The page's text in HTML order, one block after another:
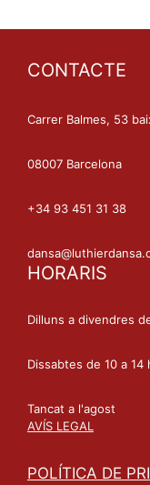
CONTACTE
Carrer Balmes, 53
08007 Barcelona
+34 93 451 31 38
HORARIS
Dilluns a divendres
Dissabtes de 10 a 14
Tancat a l'agost
AVÍS LEGAL
POLÍTICA DE